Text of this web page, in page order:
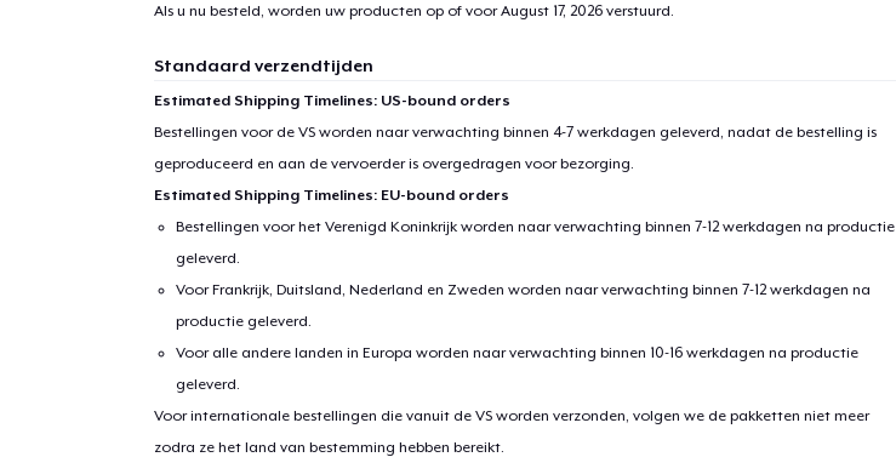
Als u nu besteld, worden uw producten op of voorAugust 17, 2026verstuurd.
Standaard verzendtijden
Estimated Shipping Timelines: US-bound orders
Bestellingen voor de VS worden naar verwachting binnen 4-7 werkdagen geleverd, nadat de bestelling is
geproduceerd en aan de vervoerder is overgedragen voor bezorging.
Estimated Shipping Timelines: EU-bound orders
Bestellingen voor het Verenigd Koninkrijk worden naar verwachting binnen 7-12 werkdagen na productie
geleverd.
Voor Frankrijk, Duitsland, Nederland en Zweden worden naar verwachting binnen 7-12 werkdagen na
productie geleverd.
Voor alle andere landen in Europa worden naar verwachting binnen 10-16 werkdagen na productie
geleverd.
Voor internationale bestellingen die vanuit de VS worden verzonden, volgen we de pakketten niet meer
zodra ze het land van bestemming hebben bereikt.